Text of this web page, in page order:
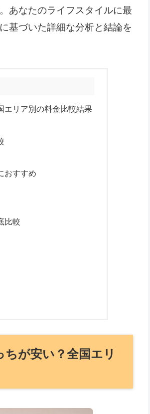
あなたのライフスタイルに最
基づいた詳細な分析と結論を
エリア別の料金比較結果
おすすめ
比較
が安い？全国エリ